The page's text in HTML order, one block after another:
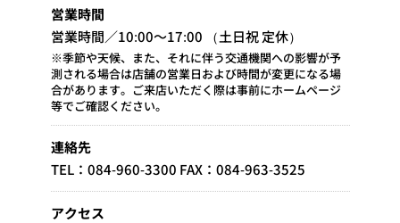
営業時間
営業時間／10:00～17:00 （土日祝 定休）
※季節や天候、また、それに伴う交通機関への影響が予
測される場合は店舗の営業日および時間が変更になる場
合があります。ご来店いただく際は事前にホームページ
等でご確認ください。
連絡先
TEL：084-960-3300 FAX：084-963-3525
アクセス